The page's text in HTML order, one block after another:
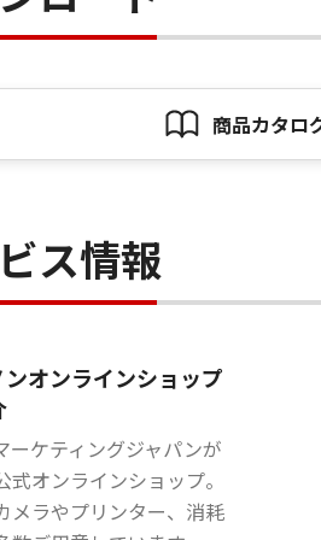
商品カタロ
ス情報
ンオンラインショップ
ーケティングジャパンが
式オンラインショップ。
メラやプリンター、消耗